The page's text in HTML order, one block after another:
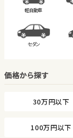
軽自動車
セダン
価格から探す
30万円以下
100万円以下